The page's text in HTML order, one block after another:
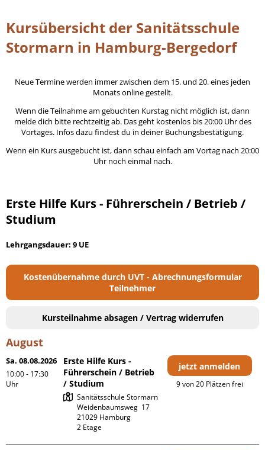
Kursübersicht der Sanitätsschule
Stormarn in Hamburg-Bergedorf
Neue Termine werden immer zwischen dem 15. und 20. eines jeden
Monats online gestellt.
Wenn die Teilnahme am gebuchten Kurstag nicht möglich ist, dann
melde dich bitte rechtzeitig ab. Das geht kostenlos bis 20:00 Uhr des
Vortages. Infos dazu findest du in deiner Buchungsbestätigung.
Wenn ein Kurs ausgebucht ist, dann schau einfach am Vortag nach 20:00
Uhr noch einmal nach.
Erste Hilfe Kurs - Führerschein / Betrieb /
Studium
Lehrgangsdauer: 9 UE
Kostenübernahme durch UVT - Abrechnungsformular
Teilnehmer
Kursteilnahme absagen / Vertrag widerrufen
August
Sa. 08.08.2026
10:00 - 17:30
Uhr
Erste Hilfe Kurs -
Führerschein / Betrieb
/ Studium
Sanitätsschule Stormarn
Weidenbaumsweg  17
21029 Hamburg
2 Etage
jetzt anmelden
9 von 20 Plätzen frei